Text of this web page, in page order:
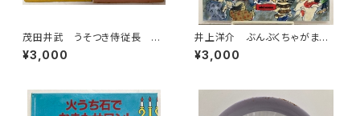
茂田井武 うそつき侍従長 上
下巻 市川三郎 昭和29年
桃園書房刊
¥3,000
井上洋介 ぶんぶくちゃがま
筒井敬介 1987年 初版 ミ
キハウス
¥3,000